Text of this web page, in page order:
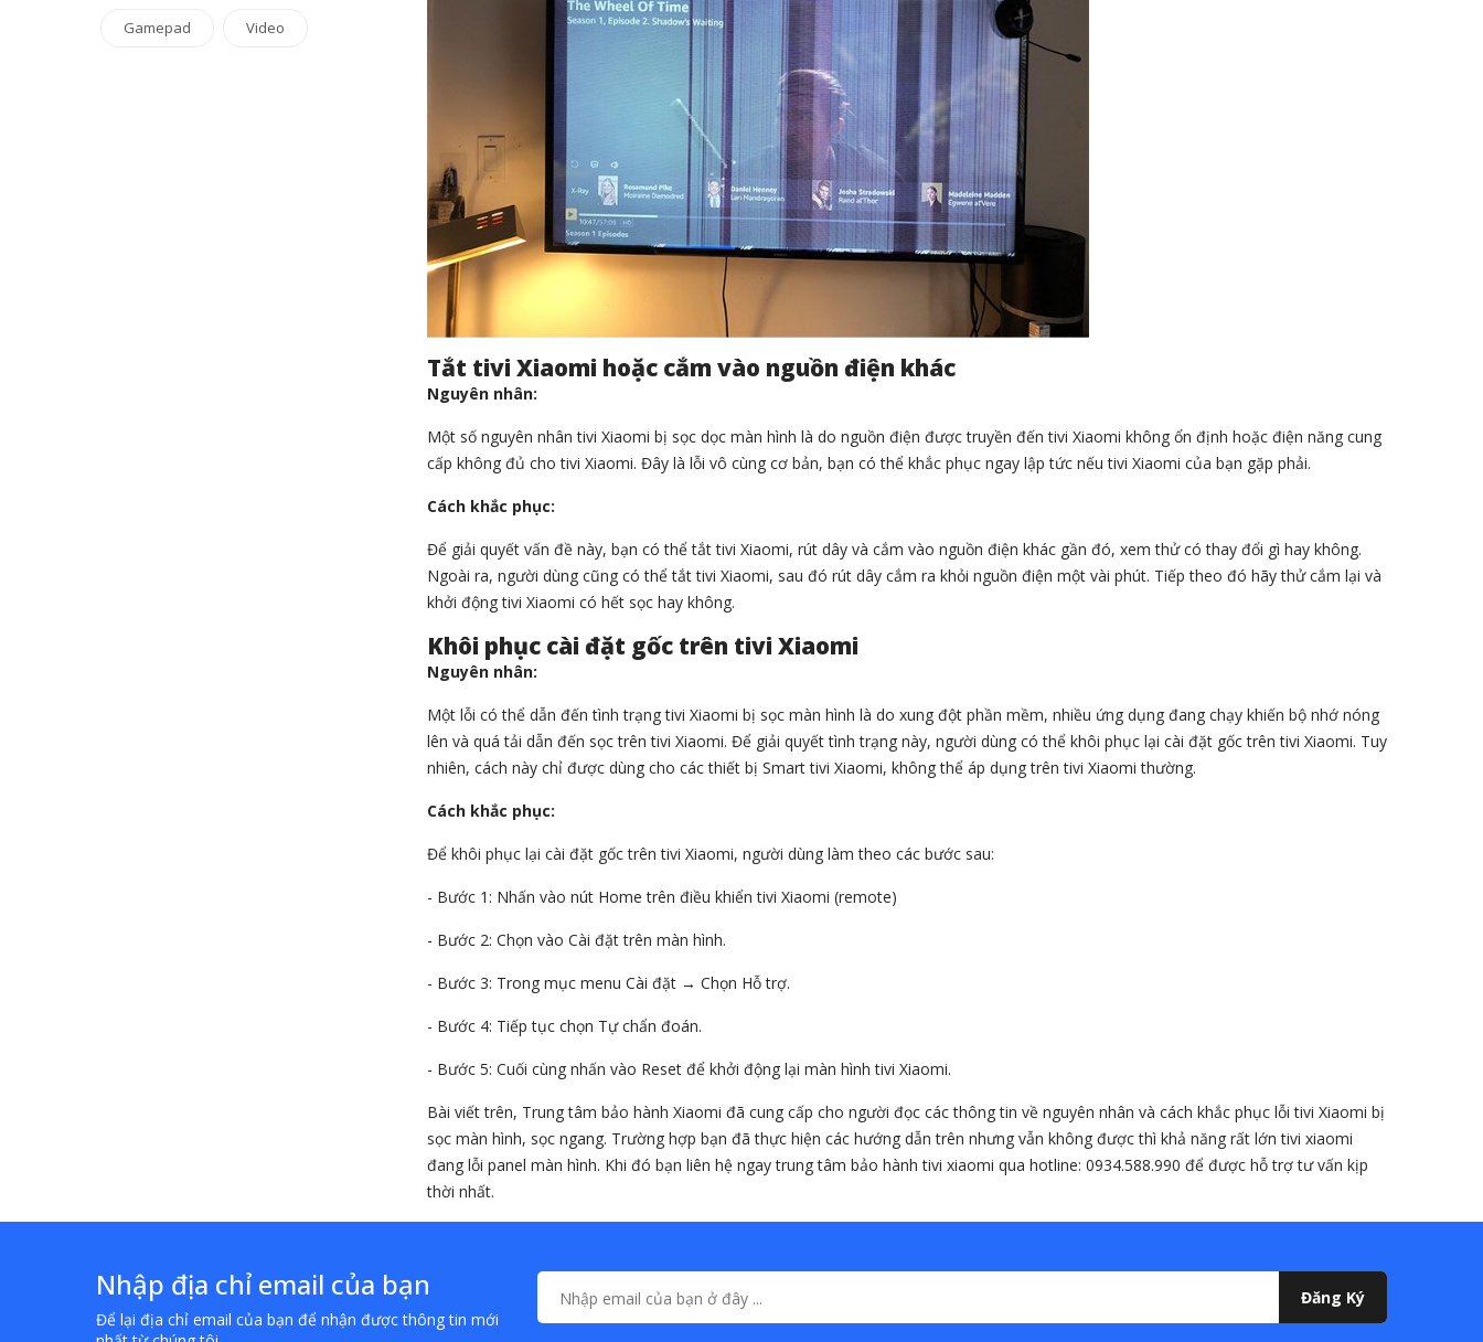
Tắt tivi Xiaomi hoặc cắm vào nguồn điện khác
Nguyên nhân:
Một số nguyên nhân tivi Xiaomi bị sọc dọc màn hình là do nguồn điện được truyền đến tivi Xiaomi không ổn định hoặc điện năng cung
cấp không đủ cho tivi Xiaomi. Đây là lỗi vô cùng cơ bản, bạn có thể khắc phục ngay lập tức nếu tivi Xiaomi của bạn gặp phải.
Cách khắc phục:
Để giải quyết vấn đề này, bạn có thể tắt tivi Xiaomi, rút dây và cắm vào nguồn điện khác gần đó, xem thử có thay đổi gì hay không.
Ngoài ra, người dùng cũng có thể tắt tivi Xiaomi, sau đó rút dây cắm ra khỏi nguồn điện một vài phút. Tiếp theo đó hãy thử cắm lại và
khởi động tivi Xiaomi có hết sọc hay không.
Khôi phục cài đặt gốc trên tivi Xiaomi
Nguyên nhân:
Một lỗi có thể dẫn đến tình trạng tivi Xiaomi bị sọc màn hình là do xung đột phần mềm, nhiều ứng dụng đang chạy khiến bộ nhớ nóng
lên và quá tải dẫn đến sọc trên tivi Xiaomi. Để giải quyết tình trạng này, người dùng có thể khôi phục lại cài đặt gốc trên tivi Xiaomi. Tuy
nhiên, cách này chỉ được dùng cho các thiết bị Smart tivi Xiaomi, không thể áp dụng trên tivi Xiaomi thường.
Cách khắc phục:
Để khôi phục lại cài đặt gốc trên tivi Xiaomi, người dùng làm theo các bước sau:
- Bước 1: Nhấn vào nút Home trên điều khiển tivi Xiaomi (remote)
- Bước 2: Chọn vào Cài đặt trên màn hình.
- Bước 3: Trong mục menu Cài đặt → Chọn Hỗ trợ.
- Bước 4: Tiếp tục chọn Tự chẩn đoán.
- Bước 5: Cuối cùng nhấn vào Reset để khởi động lại màn hình tivi Xiaomi.
Bài viết trên, Trung tâm bảo hành Xiaomi đã cung cấp cho người đọc các thông tin về nguyên nhân và cách khắc phục lỗi tivi Xiaomi bị
sọc màn hình, sọc ngang. Trường hợp bạn đã thực hiện các hướng dẫn trên nhưng vẫn không được thì khả năng rất lớn tivi xiaomi
đang lỗi panel màn hình. Khi đó bạn liên hệ ngay trung tâm bảo hành tivi xiaomi qua hotline: 0934.588.990 để được hỗ trợ tư vấn kịp
thời nhất.
Gamepad Video
Nhập địa chỉ email của bạn
Để lại địa chỉ email của bạn để nhận được thông tin mới
Đăng Ký